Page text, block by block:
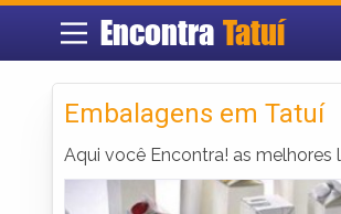
Encontra Tatuí
Embalagens em Tatuí
Aqui você Encontra! as melhores